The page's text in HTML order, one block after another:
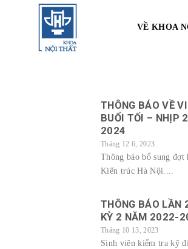
VỀ KHOA
THÔNG BÁO VỀ
BUỔI TỐI – NHỊP
2024
Tháng 12 6, 2023
Thông báo bổ sung
Kiến trúc Hà Nội....
THÔNG BÁO LẦN
KỲ 2 NĂM 2022-
Tháng 10 13, 2023
Sinh viên kiểm tra kỹ